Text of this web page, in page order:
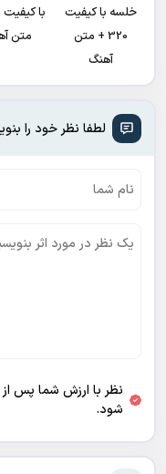
خلسه با کیفیت
320 + متن
آهنگ
متن
لطفا نظر خود را
نظر با ارزش شما پس
شود.